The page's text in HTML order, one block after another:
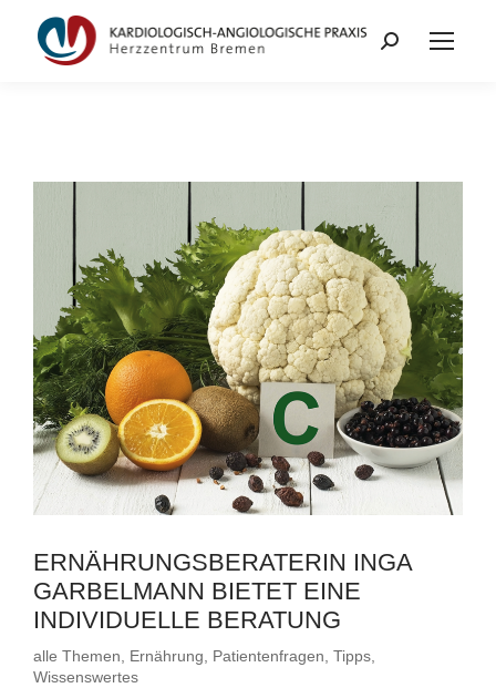
ERNÄHRUNGSBERATERIN INGA
GARBELMANN BIETET EINE
INDIVIDUELLE BERATUNG
alle Themen, Ernährung, Patientenfragen, Tipps,
Wissenswertes